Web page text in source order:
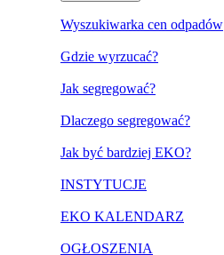
Wyszukiwarka cen odpadów
Gdzie wyrzucać?
Jak segregować?
Dlaczego segregować?
Jak być bardziej EKO?
INSTYTUCJE
EKO KALENDARZ
OGŁOSZENIA